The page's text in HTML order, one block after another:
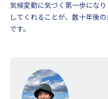
気候変動に気づく第一歩にな
してくれることが、数十年後
です。